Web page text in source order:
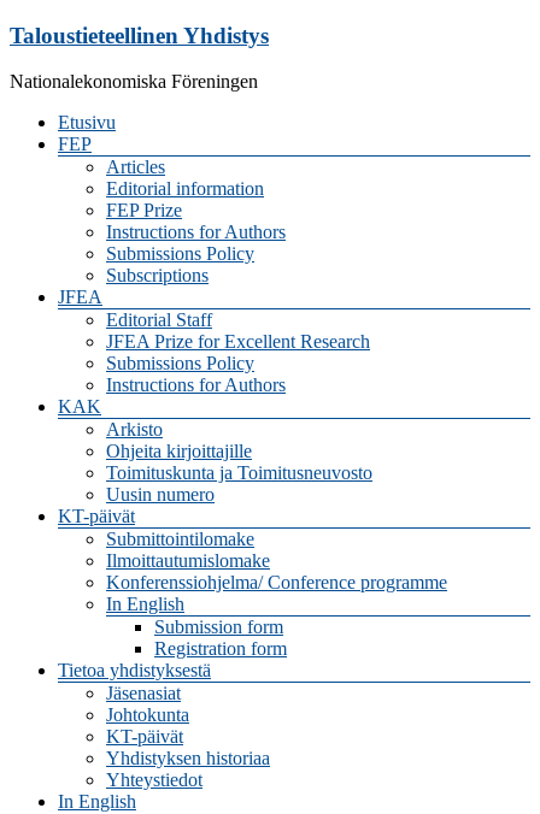
Skip
content
Taloustieteellinen Yhdistys
Nationalekonomiska Föreningen
ValikkoEtusivu
FEP
Articles
Editorial information
FEP Prize
Instructions for Authors
Submissions Policy
Subscriptions
JFEA
Editorial Staff
JFEA Prize for Excellent Research
Submissions Policy
Instructions for Authors
KAK
Arkisto
Ohjeita kirjoittajille
Toimituskunta ja Toimitusneuvosto
Uusin numero
KT-päivät
Submittointilomake
Ilmoittautumislomake
Konferenssiohjelma/ Conference programme
In English
Submission form
Registration form
Tietoa yhdistyksestä
Jäsenasiat
Johtokunta
KT-päivät
Yhdistyksen historiaa
Yhteystiedot
In English